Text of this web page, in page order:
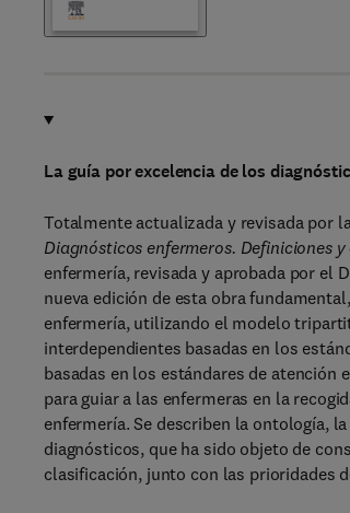
La guía por excelencia de los
Totalmente actualizada y revisada por
Diagnósticos enfermeros. Definiciones
enfermería, revisada y aprobada por el
nueva edición de esta obra
enfermería, utilizando el modelo
interdependientes basadas en los
basadas en los estándares de
para guiar a las enfermeras en la
enfermería. Se describen la ontología,
diagnósticos, que ha sido objeto de
clasificación, junto con las prioridades